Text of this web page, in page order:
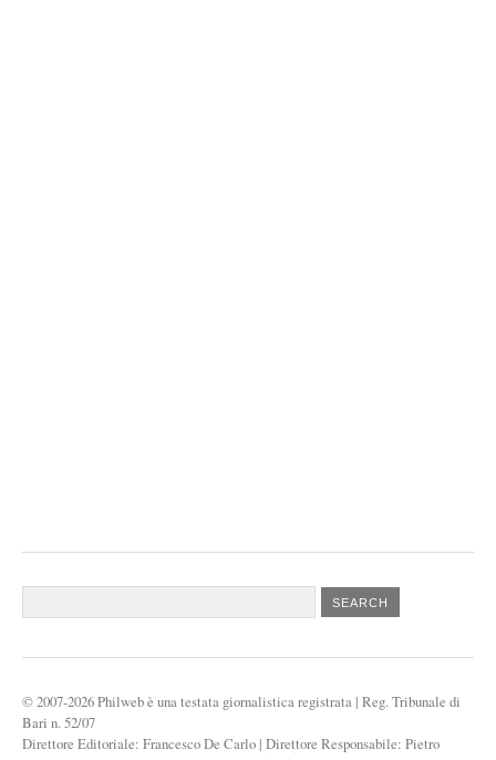
© 2007-2026 Philweb è una testata giornalistica registrata | Reg. Tribunale di
Bari n. 52/07
Direttore Editoriale: Francesco De Carlo | Direttore Responsabile: Pietro